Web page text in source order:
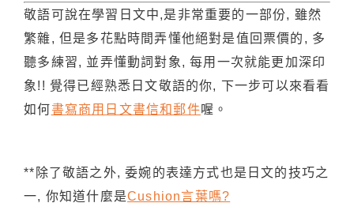
敬語可說在學習日文中,是非常重要的一部份, 雖然
繁雜, 但是多花點時間弄懂他絕對是值回票價的, 多
聽多練習, 並弄懂動詞對象, 每用一次就能更加深印
象!! 覺得已經熟悉日文敬語的你, 下一步可以來看看
如何書寫商用日文書信和郵件喔。
**除了敬語之外, 委婉的表達方式也是日文的技巧之
一, 你知道什麼是Cushion言葉嗎?